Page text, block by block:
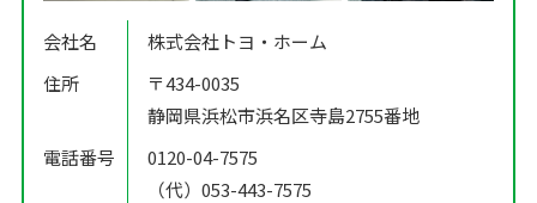
会社名
株式会社トヨ・ホーム
住所
〒434-0035
静岡県浜松市浜名区寺島2755番地
電話番号
0120-04-7575
（代）053-443-7575